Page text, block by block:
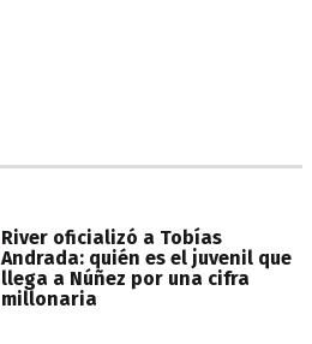
River oficializó a Tobías
Andrada: quién es el juvenil que
llega a Núñez por una cifra
millonaria